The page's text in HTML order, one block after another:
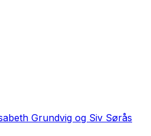
Grundvig og Siv Sørås